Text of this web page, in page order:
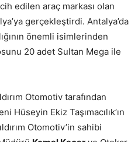
edilen araç markası olan
gerçekleştirdi. Antalya’da
önemli isimlerinden
20 adet Sultan Mega ile
Otomotiv tarafından
Ekiz Taşımacılık’ın
Otomotiv’in sahibi